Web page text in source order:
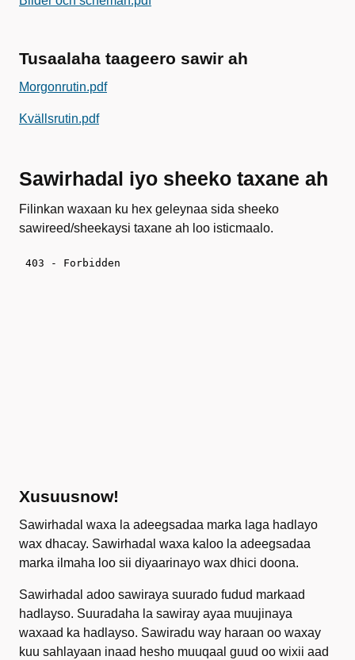
Tusaalaha taageero sawir ah
Morgonrutin.pdf
Kvällsrutin.pdf
Sawirhadal iyo sheeko taxane ah
Filinkan waxaan ku hex geleynaa sida sheeko
sawireed/sheekaysi taxane ah loo isticmaalo.
Xusuusnow!
Sawirhadal waxa la adeegsadaa marka laga hadlayo
wax dhacay. Sawirhadal waxa kaloo la adeegsadaa
marka ilmaha loo sii diyaarinayo wax dhici doona.
Sawirhadal adoo sawiraya suurado fudud markaad
hadlayso. Suuradaha la sawiray ayaa muujinaya
waxaad ka hadlayso. Sawiradu way haraan oo waxay
kuu sahlayaan inaad hesho muuqaal guud oo wixii aad